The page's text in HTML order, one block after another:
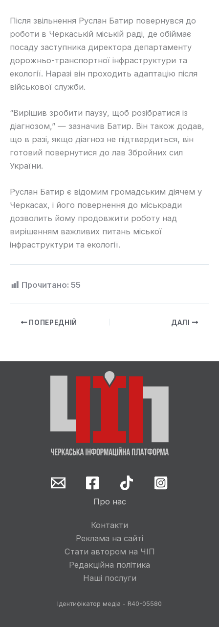
Після звільнення Руслан Батир повернувся до
роботи в Черкаській міській раді, де обіймає
посаду заступника директора департаменту
дорожньо-транспортної інфраструктури та
екології. Наразі він проходить адаптацію після
військової служби.
“Вирішив зробити паузу, щоб розібратися із
діагнозом,” — зазначив Батир. Він також додав,
що в разі, якщо діагноз не підтвердиться, він
готовий повернутися до лав Збройних сил
України.
Руслан Батир є відомим громадським діячем у
Черкасах, і його повернення до міськради
дозволить йому продовжити роботу над
вирішенням важливих питань міської
інфраструктури та екології.
Прочитано: 55
ПОПЕРЕДНІЙ ДАЛІ
Про нас
Контакти
Реклама на сайті
Стати автором на ЧІП
Редакційна політика
Наші послуги
Ідентифікатор медіа - R40-05580